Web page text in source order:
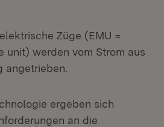
Züge (EMU =
unit) werden vom Strom aus
angetrieben.
ergeben sich
an die